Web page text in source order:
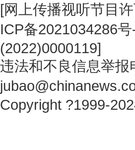
[网上传播视听节目
ICP备2021034286号
(2022)0000119]
违法和不良信息举
Copyright ?1999-